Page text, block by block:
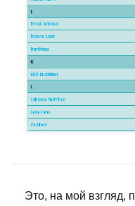
Это, на мой взгляд,